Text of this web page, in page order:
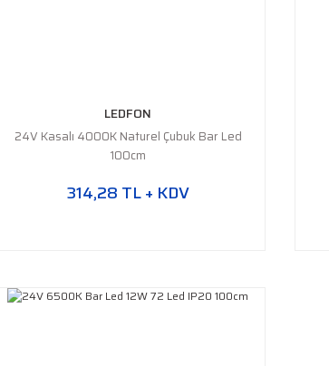
LEDFON
24V Kasalı 4000K Naturel Çubuk Bar Led
100cm
314,28 TL + KDV